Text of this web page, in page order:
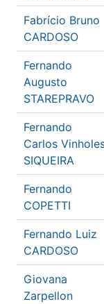
Fabrício Bruno
CARDOSO
Fernando
Augusto
STAREPRAVO
Fernando
Carlos
SIQUEIRA
Fernando
COPETTI
Fernando Luiz
CARDOSO
Giovana
Zarpellon